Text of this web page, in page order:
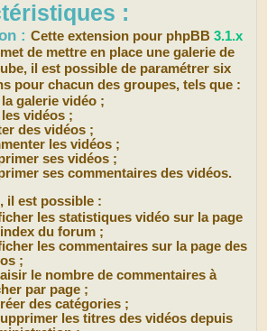
:
:Cette extension pour phpBB3.1.x
de mettre en place une galerie de
il est possible de paramétrer six
pour chacun des groupes, tels que :
galerie vidéo ;
vidéos ;
des vidéos ;
les vidéos ;
ses vidéos ;
ses commentaires des vidéos.
il est possible :
les statistiques vidéo sur la page
du forum ;
les commentaires sur la page des
;
le nombre de commentaires à
par page ;
des catégories ;
les titres des vidéos depuis